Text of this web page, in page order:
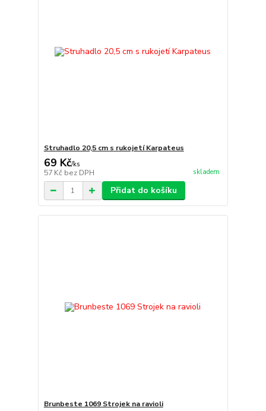
Struhadlo 20,5 cm s rukojetí Karpateus
69 Kč/ks
57 Kč bez DPH skladem
Přidat do košíku
Brunbeste 1069 Strojek na ravioli